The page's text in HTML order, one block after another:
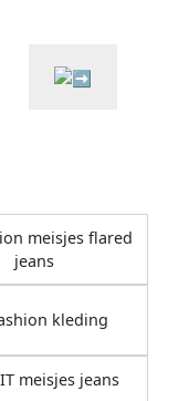
meisjes flared
jeans
kleding
meisjes jeans